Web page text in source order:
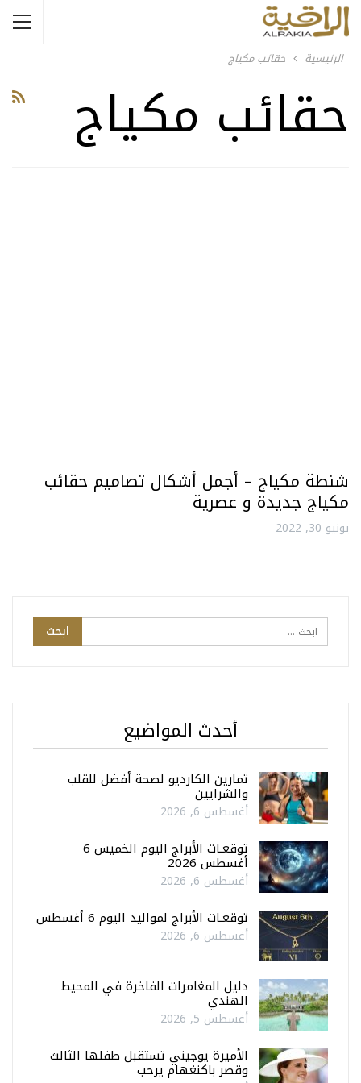
الرئيسية حقائب مكياج
حقائب مكياج
شنطة مكياج – أجمل أشكال تصاميم حقائب
مكياج جديدة و عصرية
يونيو 30, 2022
أحدث المواضيع
تمارين الكارديو لصحة أفضل للقلب
والشرايين
أغسطس 6, 2026
توقعـات الأبراج اليوم الخميس 6
أغسطس 2026
أغسطس 6, 2026
توقعـات الأبراج لمواليد اليوم 6 أغسطس
أغسطس 6, 2026
دليل المغامرات الفاخرة في المحيط
الهندي
أغسطس 5, 2026
الأميرة يوجيني تستقبل طفلها الثالث
وقصر باكنغهام يرحب